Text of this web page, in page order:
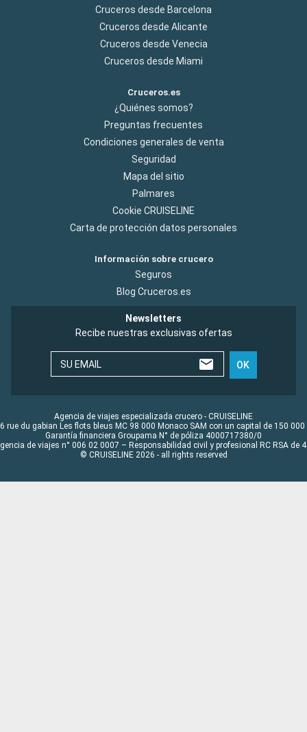
Cruceros desde Barcelona
Cruceros desde Alicante
Cruceros desde Venecia
Cruceros desde Miami
Cruceros.es
¿Quiénes somos?
Preguntas frecuentes
Condiciones generales de venta
Seguridad
Mapa del sitio
Palmares
Cookie CRUISELINE
Carta de protección datos personales
Información sobre crucero
Seguros
Blog Cruceros.es
Newsletters
Recibe nuestras exclusivas ofertas
SU EMAIL OK
Agencia de viajes especializada crucero - CRUISELINE
rue du gabian Les flots bleus MC 98 000 Monaco SAM con un capital de 150 000
Garantía financiera Groupama N° de póliza 4000717380/0
de viajes n° 006 02 0007 – Responsabilidad civil y profesional RC RSA de
© CRUISELINE 2026 - all rights reserved